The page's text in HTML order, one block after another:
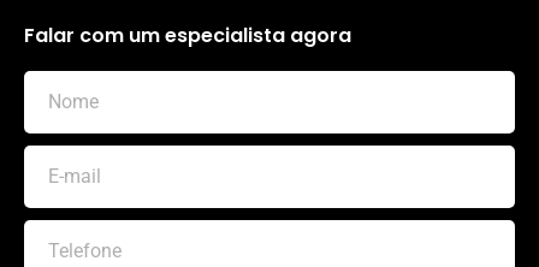
Falar com um especialista agora